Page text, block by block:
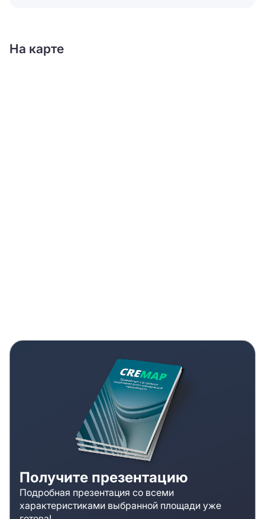
На карте
Получите презентацию
Подробная презентация со всеми
характеристиками выбранной площади уже